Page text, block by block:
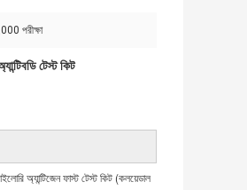
পরীক্ষা
টেস্ট কিট
অ্যান্টিজেন ফাস্ট টেস্ট কিট (কলয়েডাল